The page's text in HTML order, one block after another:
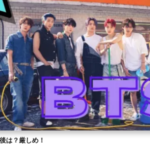
は？厳しめ！